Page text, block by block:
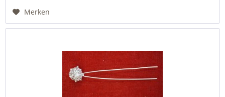
Merken